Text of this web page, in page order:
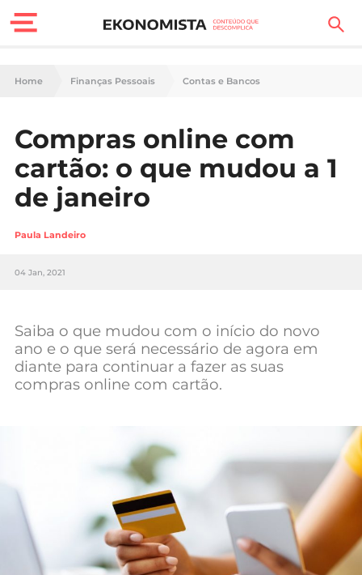
Finanças Pessoais
Carreira
Casa
Lifestyle
Sociedade
Negócios
Mundial 2026
Home Finanças Pessoais Contas e Bancos
Compras online com
cartão: o que mudou a 1
de janeiro
Paula Landeiro
04 Jan, 2021
Saiba o que mudou com o início do novo
ano e o que será necessário de agora em
diante para continuar a fazer as suas
compras online com cartão.